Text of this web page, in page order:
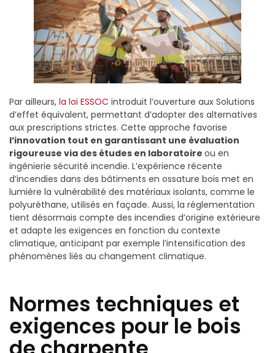
Par ailleurs, la loi ESSOC introduit l’ouverture aux Solutions
d’effet équivalent, permettant d’adopter des alternatives
aux prescriptions strictes. Cette approche favorise
l’innovation tout en garantissant une évaluation
rigoureuse via des études en laboratoire ou en
ingénierie sécurité incendie. L’expérience récente
d’incendies dans des bâtiments en ossature bois met en
lumière la vulnérabilité des matériaux isolants, comme le
polyuréthane, utilisés en façade. Aussi, la réglementation
tient désormais compte des incendies d’origine extérieure
et adapte les exigences en fonction du contexte
climatique, anticipant par exemple l’intensification des
phénomènes liés au changement climatique.
Normes techniques et
exigences pour le bois